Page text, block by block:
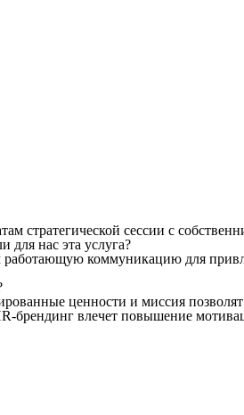
стратегической сессии с
для нас эта услуга?
коммуникацию для
ценности и миссия
влечет повышение